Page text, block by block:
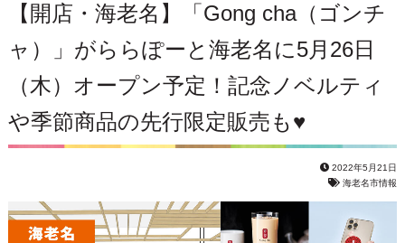
【開店・海老名】「Gong cha（ゴンチ
ャ）」がららぽーと海老名に5月26日
（木）オープン予定！記念ノベルティ
や季節商品の先行限定販売も♥
2022年5月21日
海老名市情報